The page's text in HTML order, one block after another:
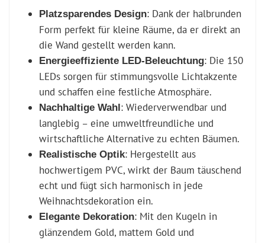
Platzsparendes Design: Dank der halbrunden
Form perfekt für kleine Räume, da er direkt an
die Wand gestellt werden kann.
Energieeffiziente LED-Beleuchtung: Die 150
LEDs sorgen für stimmungsvolle Lichtakzente
und schaffen eine festliche Atmosphäre.
Nachhaltige Wahl: Wiederverwendbar und
langlebig – eine umweltfreundliche und
wirtschaftliche Alternative zu echten Bäumen.
Realistische Optik: Hergestellt aus
hochwertigem PVC, wirkt der Baum täuschend
echt und fügt sich harmonisch in jede
Weihnachtsdekoration ein.
Elegante Dekoration: Mit den Kugeln in
glänzendem Gold, mattem Gold und